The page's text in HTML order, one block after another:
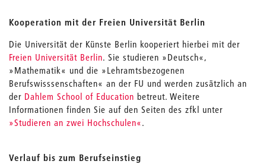
Kooperation mit der Freien Universität Berlin
Die Universität der Künste Berlin kooperiert hierbei mit der
Freien Universität Berlin. Sie studieren »Deutsch«,
»Mathematik« und die »Lehramtsbezogenen
Berufswisssenschaften« an der FU und werden zusätzlich an
der Dahlem School of Education betreut. Weitere
Informationen finden Sie auf den Seiten des zfkl unter
»Studieren an zwei Hochschulen« .
Verlauf bis zum Berufseinstieg